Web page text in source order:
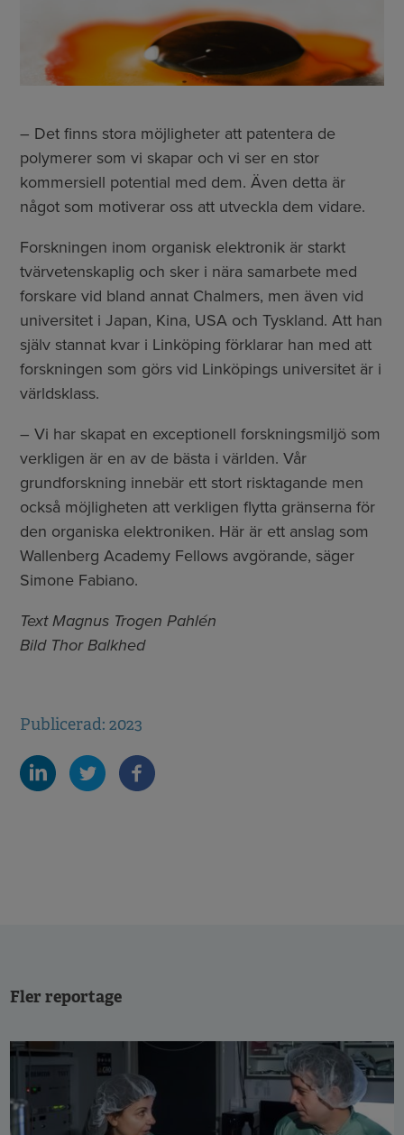
– Det finns stora möjligheter att patentera de
polymerer som vi skapar och vi ser en stor
kommersiell potential med dem. Även detta är
något som motiverar oss att utveckla dem vidare.
Forskningen inom organisk elektronik är starkt
tvärvetenskaplig och sker i nära samarbete med
forskare vid bland annat Chalmers, men även vid
universitet i Japan, Kina, USA och Tyskland. Att han
själv stannat kvar i Linköping förklarar han med att
forskningen som görs vid Linköpings universitet är i
världsklass.
– Vi har skapat en exceptionell forskningsmiljö som
verkligen är en av de bästa i världen. Vår
grundforskning innebär ett stort risktagande men
också möjligheten att verkligen flytta gränserna för
den organiska elektroniken. Här är ett anslag som
Wallenberg Academy Fellows avgörande, säger
Simone Fabiano.
Text Magnus Trogen Pahlén
Bild Thor Balkhed
Publicerad: 2023
Fler reportage